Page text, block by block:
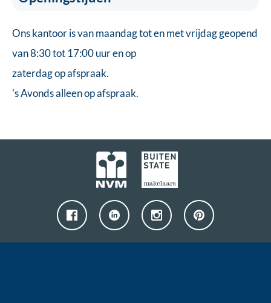
Ons kantoor is van maandag tot en met vrijdag geopend
van 8:30 tot 17:00 uur en op
zaterdag op afspraak.
's Avonds alleen op afspraak.